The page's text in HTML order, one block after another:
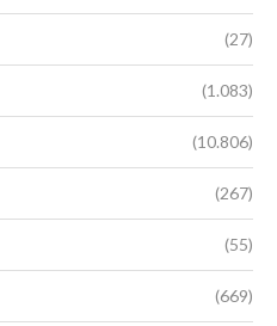
(27)
(1.083)
(10.806)
(267)
(55)
(669)